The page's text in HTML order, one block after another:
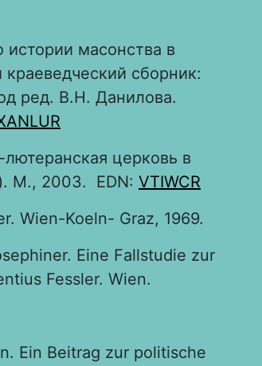
масонства в
сборник:
ред. В.Н. Данилова.
лютеранская церковь в
М., 2003. EDN: VTIWCR
Wien-Koeln- Graz, 1969.
Eine Fallstudie zur
Fessler. Wien.
Ein Beitrag zur politische